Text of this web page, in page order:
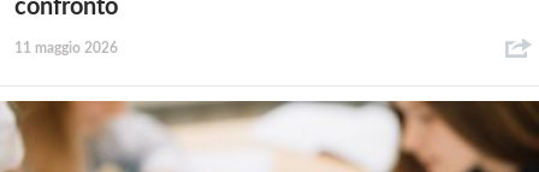
confronto
11 maggio 2026